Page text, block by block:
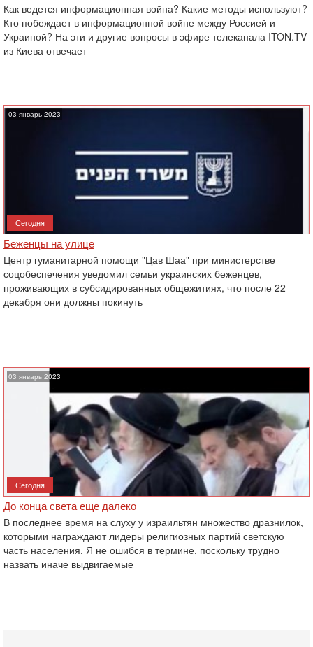
Как ведется информационная война? Какие методы используют?
Кто побеждает в информационной войне между Россией и
Украиной? На эти и другие вопросы в эфире телеканала ITON.TV
из Киева отвечает
03 январь 2023
Сегодня
Беженцы на улице
Центр гуманитарной помощи "Цав Шаа" при министерстве
соцобеспечения уведомил семьи украинских беженцев,
проживающих в субсидированных общежитиях, что после 22
декабря они должны покинуть
03 январь 2023
Сегодня
До конца света еще далеко
В последнее время на слуху у израильтян множество дразнилок,
которыми награждают лидеры религиозных партий светскую
часть населения. Я не ошибся в термине, поскольку трудно
назвать иначе выдвигаемые